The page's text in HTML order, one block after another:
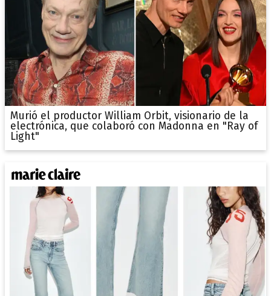
Murió el productor William Orbit, visionario de la
electrónica, que colaboró con Madonna en "Ray of
Light"